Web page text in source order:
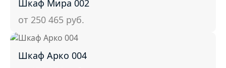
Шкаф Мира 002
от 250 465 руб.
Шкаф Арко 004